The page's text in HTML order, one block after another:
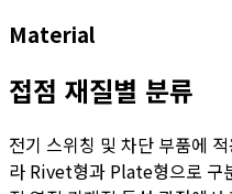
Material
접점 재질별 분류
전기 스위칭 및 차단 부품에
라 Rivet형과 Plate형으로 구